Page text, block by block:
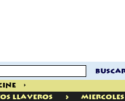
>
Llaveros > Miercoles